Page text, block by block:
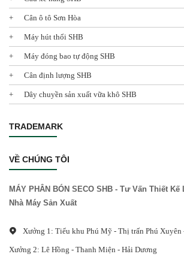
Cân ô tô Sơn Hòa
Máy hút thổi SHB
Máy đóng bao tự động SHB
Cân định lượng SHB
Dây chuyền sản xuất vữa khô SHB
TRADEMARK
VỀ CHÚNG TÔI
MÁY PHÂN BÓN SECO SHB - Tư Vấn Thiết
Nhà Máy Sản Xuất
Xưởng 1: Tiểu khu Phú Mỹ - Thị trấn Phú Xuyên
Xưởng 2: Lê Hồng - Thanh Miện - Hải Dương